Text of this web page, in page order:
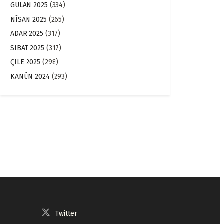
GULAN 2025 (334)
NÎSAN 2025 (265)
ADAR 2025 (317)
SIBAT 2025 (317)
ÇILE 2025 (298)
KANÛN 2024 (293)
Twitter